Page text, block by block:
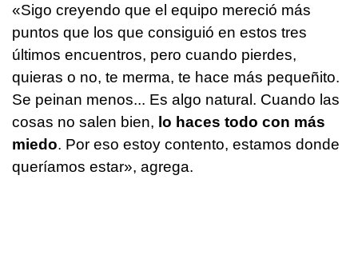
«Sigo creyendo que el equipo mereció más
puntos que los que consiguió en estos tres
últimos encuentros, pero cuando pierdes,
quieras o no, te merma, te hace más pequeñito.
Se peinan menos... Es algo natural. Cuando las
cosas no salen bien, lo haces todo con más
miedo. Por eso estoy contento, estamos donde
queríamos estar», agrega.